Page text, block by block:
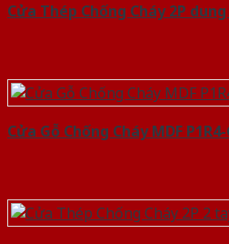
Cửa Thép Chống Cháy 2P
Cửa Gỗ Chống Cháy MDF